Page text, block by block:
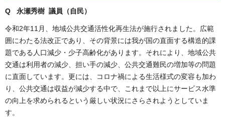
Q 永瀬秀樹 議員（自民）
令和2年11月、地域公共交通活性化再生法が施行されました。広範
囲にわたる法改正であり、その背景には我が国の直面する構造的課
題である人口減少・少子高齢化があります。それにより、地域公共
交通は利用者の減少、担い手の減少、公共交通難民の増加等の問題
に直面しています。更には、コロナ禍による生活様式の変容も加わ
り、公共交通は収益が減少する中で、これまで以上にサービス水準
の向上を求められるという厳しい状況にさらされようとしていま
す。